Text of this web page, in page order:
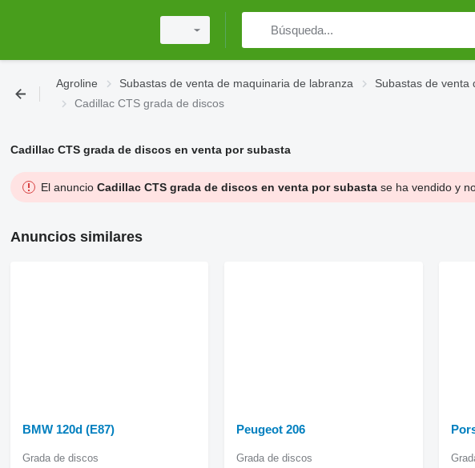
Agroline Subastas de venta de maquinaria de labranza Subastas de venta
Cadillac CTS grada de discos
Cadillac CTS grada de discos en venta por subasta
El anuncio Cadillac CTS grada de discos en venta por subastase ha vendido y
Anuncios similares
BMW 120d (E87)
Grada de discos
Peugeot 206
Grada de discos